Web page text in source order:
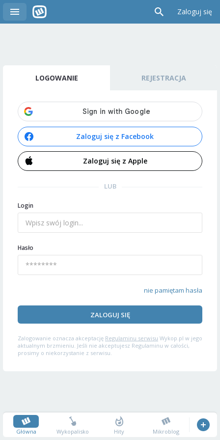
Zaloguj się
LOGOWANIE REJESTRACJA
Zaloguj się z Facebook
Zaloguj się z Apple
LUB
Login
Hasło
nie pamiętam hasła
ZALOGUJ SIĘ
Zalogowanie oznacza akceptację Regulaminu serwisu Wykop.pl w jego
aktualnym brzmieniu. Jeśli nie akceptujesz Regulaminu w całości,
prosimy o niekorzystanie z serwisu.
Główna Wykopalisko Hity Mikroblog